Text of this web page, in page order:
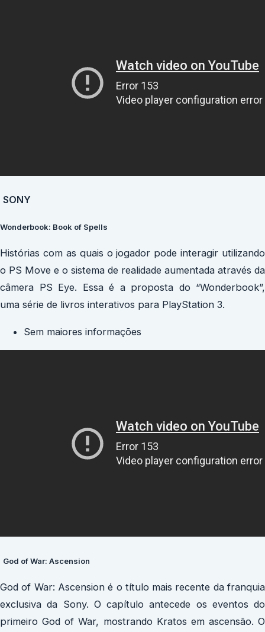
SONY
Wonderbook: Book of Spells
Histórias com as quais o jogador pode interagir utilizando
o PS Move e o sistema de realidade aumentada através da
câmera PS Eye. Essa é a proposta do “Wonderbook”,
uma série de livros interativos para PlayStation 3.
Sem maiores informações
God of War: Ascension
God of War: Ascension é o título mais recente da franquia
exclusiva da Sony. O capítulo antecede os eventos do
primeiro God of War, mostrando Kratos em ascensão. O